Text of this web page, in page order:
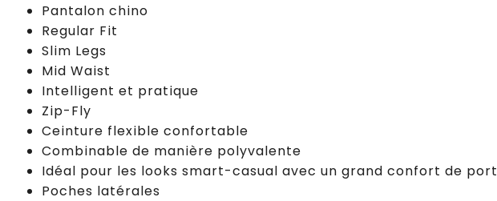
Pantalon chino
Regular Fit
Slim Legs
Mid Waist
Intelligent et pratique
Zip-Fly
Ceinture flexible confortable
Combinable de manière polyvalente
Idéal pour les looks smart-casual avec un grand confort de port
Poches latérales